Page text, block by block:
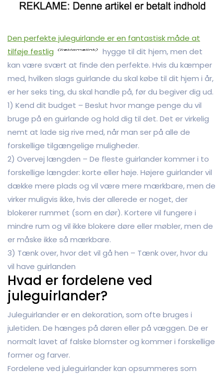
Den perfekte juleguirlande er en fantastisk måde at
tilføje festlig
hygge til dit hjem, men det
kan være svært at finde den perfekte. Hvis du kæmper
med, hvilken slags guirlande du skal købe til dit hjem i år,
er her seks ting, du skal handle på, før du begiver dig ud.
1) Kend dit budget – Beslut hvor mange penge du vil
bruge på en guirlande og hold dig til det. Det er virkelig
nemt at lade sig rive med, når man ser på alle de
forskellige tilgængelige muligheder.
2) Overvej længden – De fleste guirlander kommer i to
forskellige længder: korte eller høje. Højere guirlander vil
dække mere plads og vil være mere mærkbare, men de
virker muligvis ikke, hvis der allerede er noget, der
blokerer rummet (som en dør). Kortere vil fungere i
mindre rum og vil ikke blokere døre eller møbler, men de
er måske ikke så mærkbare.
3) Tænk over, hvor det vil gå hen – Tænk over, hvor du
vil have guirlanden
Hvad er fordelene ved
juleguirlander?
Juleguirlander er en dekoration, som ofte bruges i
juletiden. De hænges på døren eller på væggen. De er
normalt lavet af falske blomster og kommer i forskellige
former og farver.
Fordelene ved juleguirlander kan opsummeres som